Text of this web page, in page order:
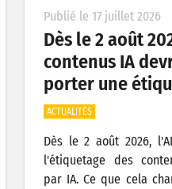
Publié le 17 juillet 2026
Dès le 2 août
contenus IA
porter une
ACTUALITÉS
Dès le 2 août 2026,
l'étiquetage des
par IA. Ce que cela